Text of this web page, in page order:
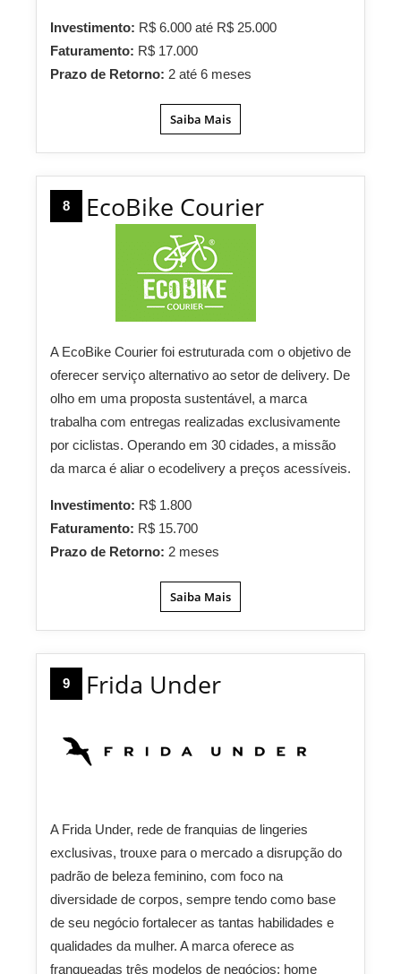
Investimento: R$ 6.000 até R$ 25.000
Faturamento: R$ 17.000
Prazo de Retorno: 2 até 6 meses
Saiba Mais
8 EcoBike Courier
A EcoBike Courier foi estruturada com o objetivo de
oferecer serviço alternativo ao setor de delivery. De
olho em uma proposta sustentável, a marca
trabalha com entregas realizadas exclusivamente
por ciclistas. Operando em 30 cidades, a missão
da marca é aliar o ecodelivery a preços acessíveis.
Investimento: R$ 1.800
Faturamento: R$ 15.700
Prazo de Retorno: 2 meses
Saiba Mais
9 Frida Under
A Frida Under, rede de franquias de lingeries
exclusivas, trouxe para o mercado a disrupção do
padrão de beleza feminino, com foco na
diversidade de corpos, sempre tendo como base
de seu negócio fortalecer as tantas habilidades e
qualidades da mulher. A marca oferece as
franqueadas três modelos de negócios: home